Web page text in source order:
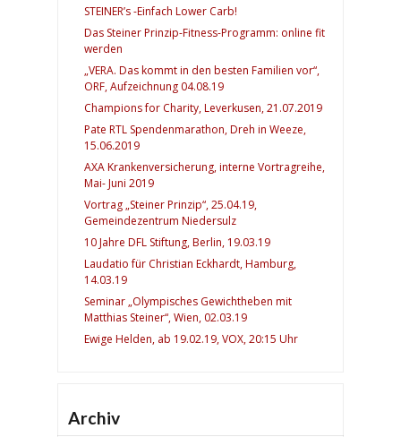
STEINER’s -Einfach Lower Carb!
Das Steiner Prinzip-Fitness-Programm: online fit
werden
„VERA. Das kommt in den besten Familien vor“,
ORF, Aufzeichnung 04.08.19
Champions for Charity, Leverkusen, 21.07.2019
Pate RTL Spendenmarathon, Dreh in Weeze,
15.06.2019
AXA Krankenversicherung, interne Vortragreihe,
Mai- Juni 2019
Vortrag „Steiner Prinzip“, 25.04.19,
Gemeindezentrum Niedersulz
10 Jahre DFL Stiftung, Berlin, 19.03.19
Laudatio für Christian Eckhardt, Hamburg,
14.03.19
Seminar „Olympisches Gewichtheben mit
Matthias Steiner“, Wien, 02.03.19
Ewige Helden, ab 19.02.19, VOX, 20:15 Uhr
Archiv